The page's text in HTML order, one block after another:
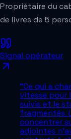
Propriétaire du
de livres de 5
Signal opérateur
“Ce qui a
vitesse pour
suivis et le
fragmentés.
concentrer
adjointes